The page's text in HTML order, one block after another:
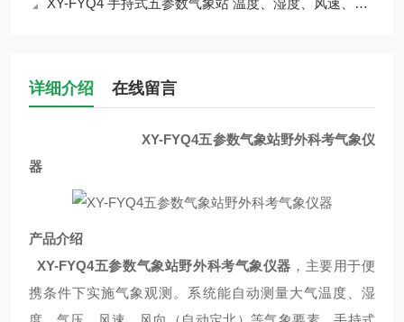
XY-FYQ4 手持式五参数气象站 温度、湿度、风速、风向、气压
详细介绍 在线留言
XY-FYQ4五参数气象站野外科考气象仪
器
产品介绍
XY-FYQ4五参数气象站野外科考气象仪器 ， 主要用于便
携条件下实施气象观测。系统能自动测量大气温度、湿